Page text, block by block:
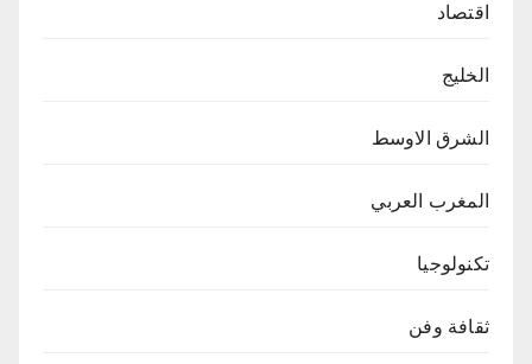
اقتصاد
الخليج
الشرق الاوسط
المغرب العربي
تكنولوجيا
ثقافة وفن